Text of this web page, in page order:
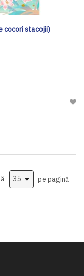
cocori stacojii)
pe pagină